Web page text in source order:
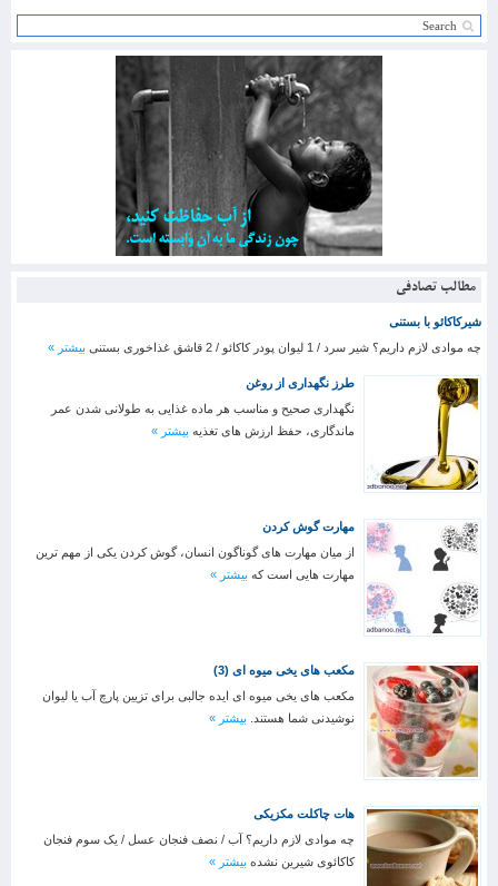
مطالب تصادفی
شیرکاکائو با بستنی
چه موادی لازم داریم؟ شیر سرد / 1 لیوان پودر کاکائو / 2 قاشق غذاخوری بستنی
بیشتر »
طرز نگهداری از روغن
نگهداری صحیح و مناسب هر ماده غذایی به طولانی شدن عمر
ماندگاری، حفظ ارزش های تغذیه بیشتر »
مهارت گوش کردن
از میان مهارت های گوناگون انسان، گوش کردن یکی از مهم ترین
مهارت هایی است که بیشتر »
مکعب های یخی میوه ای (3)
مکعب های یخی میوه ای ایده جالبی برای تزیین پارچ آب یا لیوان
نوشیدنی شما هستند. بیشتر »
هات ‌چاکلت مکزیکی
چه موادی لازم داریم؟ آب / نصف فنجان عسل / یک سوم فنجان
کاکائوی شیرین نشده بیشتر »